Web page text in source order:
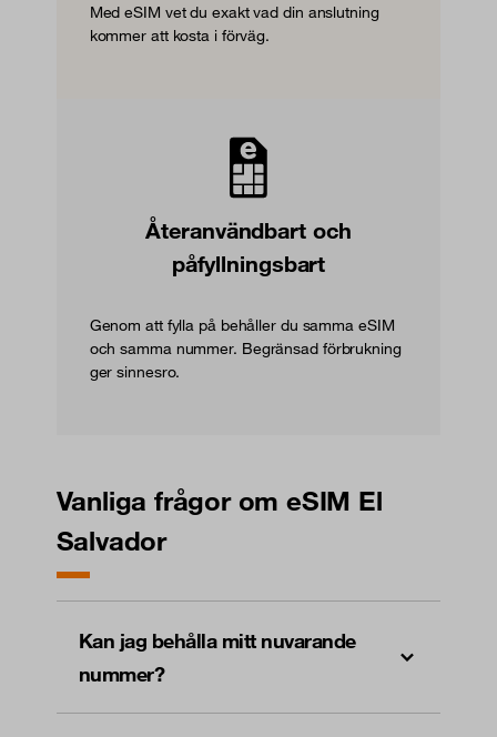
Med eSIM vet du exakt vad din anslutning
kommer att kosta i förväg.
Återanvändbart och
påfyllningsbart
Genom att fylla på behåller du samma eSIM
och samma nummer. Begränsad förbrukning
ger sinnesro.
Vanliga frågor om eSIM El
Salvador
Kan jag behålla mitt nuvarande
nummer?